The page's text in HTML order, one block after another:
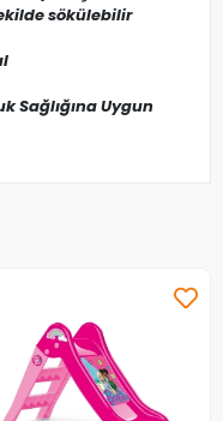
sökülebilir
Sağlığına Uygun